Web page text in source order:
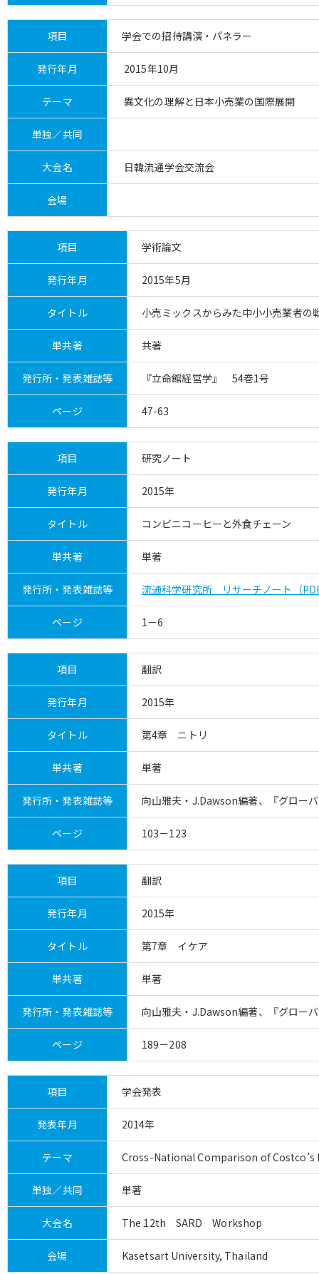
項目 学会での招待講演・パネラー
発行年月 2015年10月
テーマ 異文化の理解と日本小売業の国際展開
単独／共同
大会名 日韓流通学会交流会
会場
項目 学術論文
発行年月 2015年5月
タイトル 小売ミックスからみた中小小売業者の
単共著 共著
発行所・発表雑誌等 『立命館経営学』 54巻1号
ページ 47-63
項目 研究ノート
発行年月 2015年
タイトル コンビニコーヒーと外食チェーン
単共著 単著
発行所・発表雑誌等 流通科学研究所 リサーチノート（
ページ 1－6
項目 翻訳
発行年月 2015年
タイトル 第4章 ニトリ
単共著 単著
発行所・発表雑誌等 向山雅夫・J.Dawson編著、『グロー
ページ 103－123
項目 翻訳
発行年月 2015年
タイトル 第7章 イケア
単共著 単著
発行所・発表雑誌等 向山雅夫・J.Dawson編著、『グロー
ページ 189－208
項目 学会発表
発表年月 2014年
テーマ Cross-National Comparison of
単独／共同 単著
大会名 The 12th SARD Workshop
会場 Kasetsart University, Thailand